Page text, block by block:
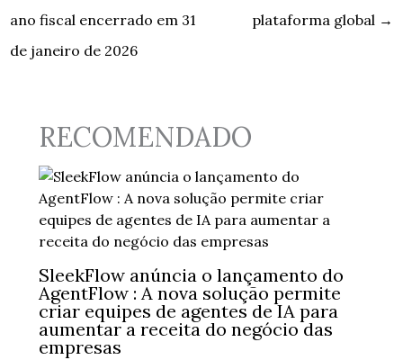
ano fiscal encerrado em 31
de janeiro de 2026
plataforma global →
RECOMENDADO
SleekFlow anúncia o lançamento do
AgentFlow : A nova solução permite
criar equipes de agentes de IA para
aumentar a receita do negócio das
empresas